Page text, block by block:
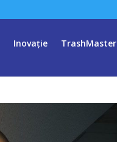
Inovație TrashMaster